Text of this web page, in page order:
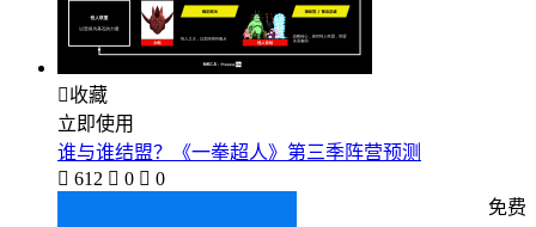
收藏
立即使用
谁与谁结盟？《一拳超人》第三季阵营预测
 612  0  0
免费